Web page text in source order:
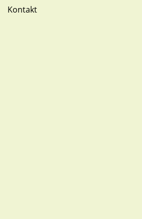
Kontakt